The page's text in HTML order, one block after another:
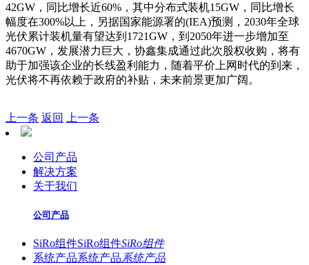
42GW，同比增长近60%，其中分布式装机15GW，同比增长
幅度在300%以上，另据国家能源署的(IEA)预测，2030年全球
光伏累计装机量有望达到1721GW，到2050年进一步增加至
4670GW，发展潜力巨大， 协鑫集成通过此次股权收购，将有
助于加强该企业的长线盈利能力，随着平价上网时代的到来，
光伏将不再依赖于政府的补贴，未来前景更加广阔。
上一条 返回 上一条
公司产品
解决方案
关于我们
公司产品
SiRo组件SiRo组件SiRo组件
系统产品系统产品 系统产品